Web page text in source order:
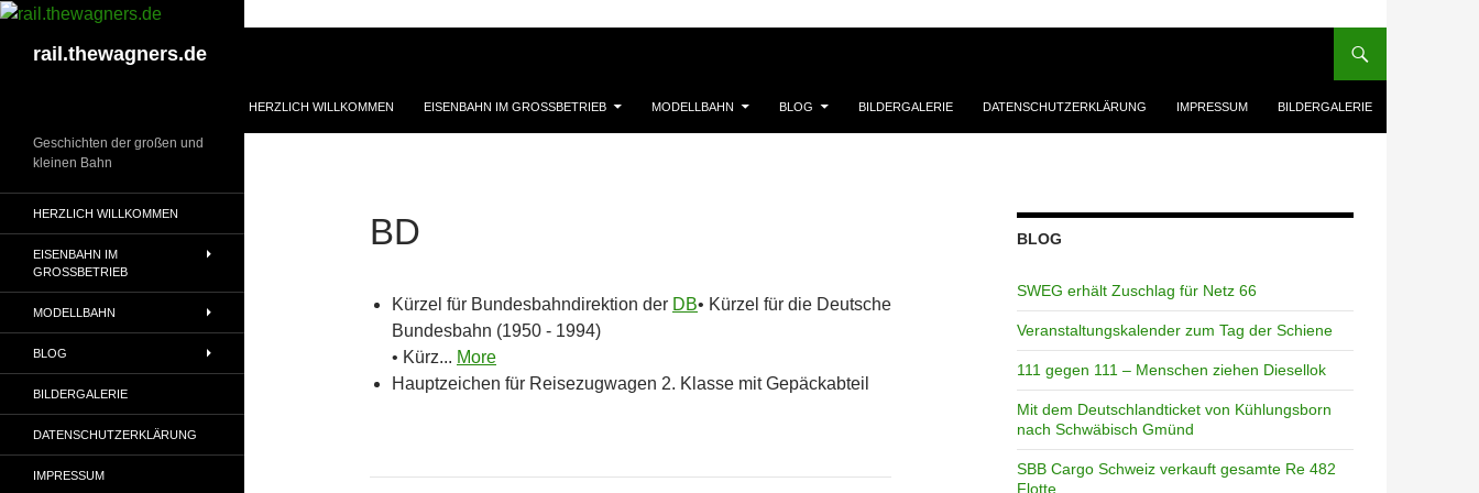
Zum
springenrail.thewagners.de
HERZLICH WILLKOMMEN EISENBAHN IM GROSSBETRIEB MODELLBAHN BLOG BILDERGALERIE DATENSCHUTZERKLÄRUNG IMPRESSUM BILDERGALERIE
BD
Kürzel für Bundesbahndirektion der DB• Kürzel für die Deutsche
Bundesbahn (1950 - 1994)
• Kürz... More
Hauptzeichen für Reisezugwagen 2. Klasse mit Gepäckabteil
BLOG
SWEG erhält Zuschlag für Netz 66
Veranstaltungskalender zum Tag der Schiene
111 gegen 111 – Menschen ziehen Diesellok
Mit dem Deutschlandticket von Kühlungsborn
nach Schwäbisch Gmünd
SBB Cargo Schweiz verkauft gesamte Re 482
Flotte
Geschichten der großen und
kleinen Bahn
HERZLICH WILLKOMMEN
EISENBAHN IM
GROSSBETRIEB
MODELLBAHN
BLOG
BILDERGALERIE
DATENSCHUTZERKLÄRUNG
IMPRESSUM